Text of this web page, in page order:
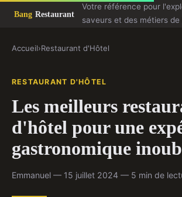
Votre référence pour
saveurs et des métiers de
Accueil›Restaurant d'Hôtel
RESTAURANT D'HÔTEL
Les meilleurs
d'hôtel pour une
gastronomique
Emmanuel — 15 juillet 2024 — 5 min de